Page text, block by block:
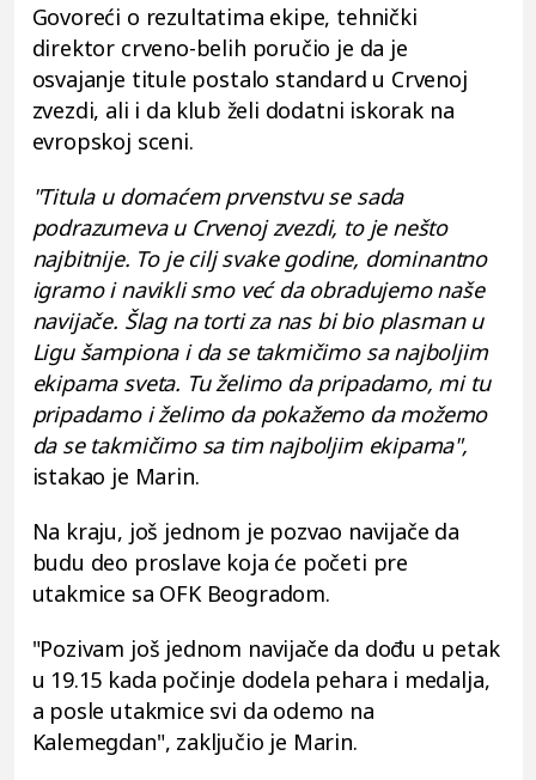
Govoreći o rezultatima ekipe, tehnički
direktor crveno-belih poručio je da je
osvajanje titule postalo standard u Crvenoj
zvezdi, ali i da klub želi dodatni iskorak na
evropskoj sceni.
"Titula u domaćem prvenstvu se sada
podrazumeva u Crvenoj zvezdi, to je nešto
najbitnije. To je cilj svake godine, dominantno
igramo i navikli smo već da obradujemo naše
navijače. Šlag na torti za nas bi bio plasman u
Ligu šampiona i da se takmičimo sa najboljim
ekipama sveta. Tu želimo da pripadamo, mi tu
pripadamo i želimo da pokažemo da možemo
da se takmičimo sa tim najboljim ekipama",
istakao je Marin.
Na kraju, još jednom je pozvao navijače da
budu deo proslave koja će početi pre
utakmice sa OFK Beogradom.
"Pozivam još jednom navijače da dođu u petak
u 19.15 kada počinje dodela pehara i medalja,
a posle utakmice svi da odemo na
Kalemegdan", zaključio je Marin.